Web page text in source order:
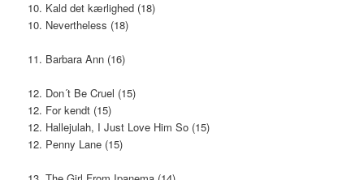
10. Kald det kærlighed (18)
10. Nevertheless (18)
11. Barbara Ann (16)
12. Don´t Be Cruel (15)
12. For kendt (15)
12. Hallejulah, I Just Love Him So (15)
12. Penny Lane (15)